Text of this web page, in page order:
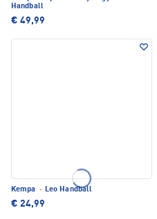
Handball
€ 49,99
Kempa · Leo Handball
€ 24,99